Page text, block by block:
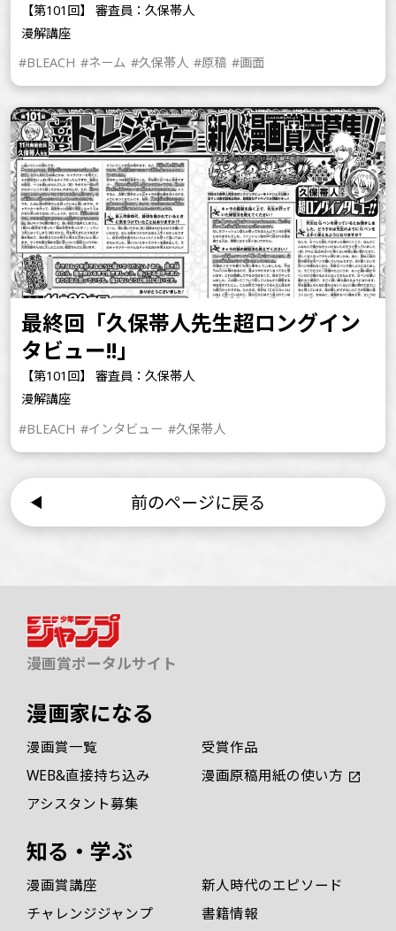
【第101回】 審査員：久保帯人
漫解講座
#BLEACH #ネーム #久保帯人 #原稿 #画面
最終回「久保帯人先生超ロングイン
タビュー!!」
【第101回】 審査員：久保帯人
漫解講座
#BLEACH #インタビュー #久保帯人
前のページに戻る
漫画賞ポータルサイト
漫画家になる
漫画賞一覧
受賞作品
WEB&直接持ち込み
漫画原稿用紙の使い方
アシスタント募集
知る・学ぶ
漫画賞講座
新人時代のエピソード
チャレンジジャンプ
書籍情報